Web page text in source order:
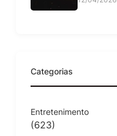
Categorias
Entretenimento
(623)